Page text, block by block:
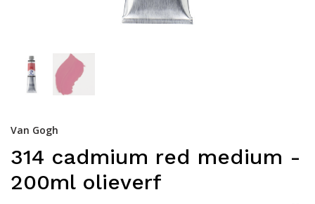
Van Gogh
314 cadmium red medium -
200ml olieverf